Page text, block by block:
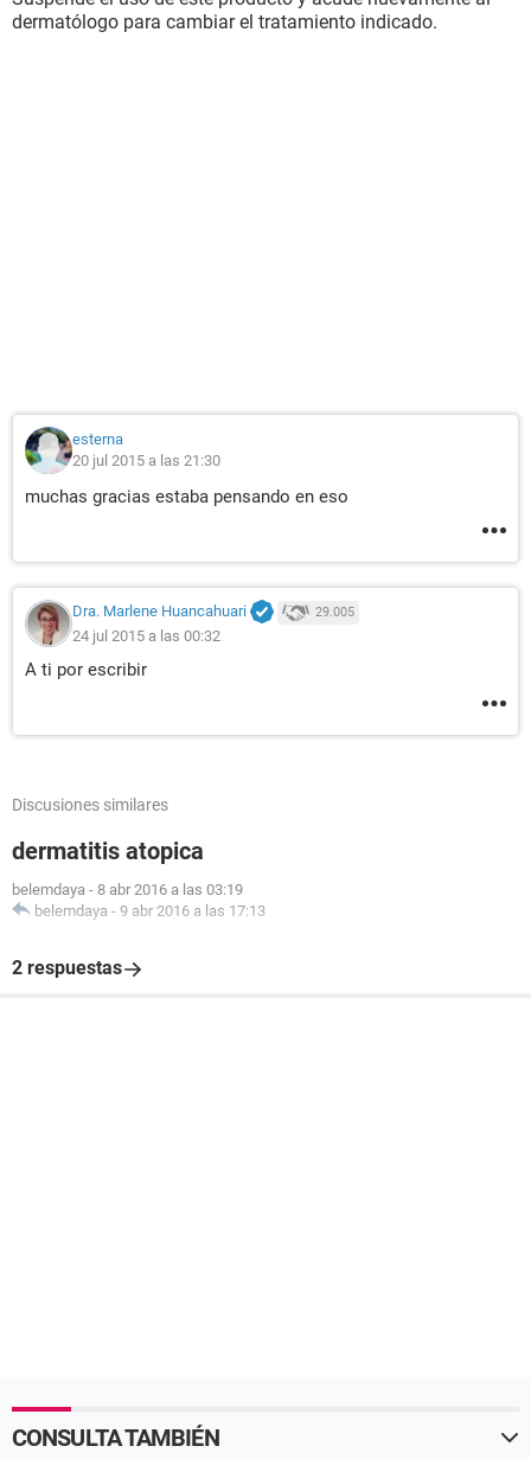
dermatólogo para cambiar el tratamiento indicado.
esterna
20 jul 2015 a las 21:30
muchas gracias estaba pensando en eso
Dra. Marlene Huancahuari 29.005
24 jul 2015 a las 00:32
A ti por escribir
Discusiones similares
dermatitis atopica
belemdaya - 8 abr 2016 a las 03:19
belemdaya - 9 abr 2016 a las 17:13
2 respuestas
CONSULTA TAMBIÉN